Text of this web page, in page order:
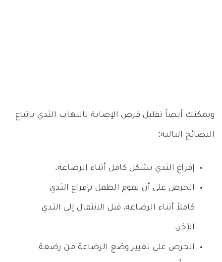
ويمكنك أيضاً تقليل فرص الإصابة بالتهاب الثدي باتباع
النصائح التالية:
إفراغ الثدي بشكل كامل أثناء الرضاعة.
الحرص على أن يقوم الطفل بإفراغ الثدي
كاملاً أثناء الرضاعة، قبل الانتقال إلى الثدي
الآخر.
الحرص على تغيير وضع الرضاعة من رضعة